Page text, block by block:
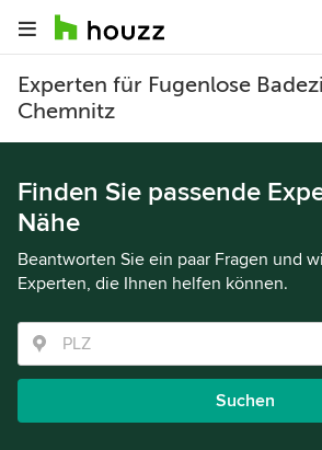
Experten für Fugenlose
Chemnitz
Finden Sie passende
Nähe
Beantworten Sie ein paar Fragen und
Experten, die Ihnen helfen können.
Suchen